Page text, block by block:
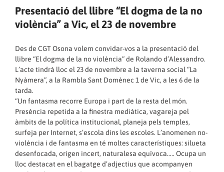
Presentació del llibre “El dogma de la no
violència” a Vic, el 23 de novembre
Des de CGT Osona volem convidar-vos a la presentació del
llibre “El dogma de la no violència” de Rolando d’Alessandro.
L’acte tindrà lloc el 23 de novembre a la taverna social “La
Nyàmera”, a la Rambla Sant Domènec 1 de Vic, a les 6 de la
tarda.
“Un fantasma recorre Europa i part de la resta del món.
Presència repetida a la finestra mediàtica, vagareja pel
àmbits de la política institucional, planeja pels temples,
surfeja per Internet, s’escola dins les escoles. L’anomenen no-
violència i de fantasma en té moltes característiques: silueta
desenfocada, origen incert, naturalesa equívoca….. Ocupa un
lloc destacat en el bagatge d’adjectius que acompanyen